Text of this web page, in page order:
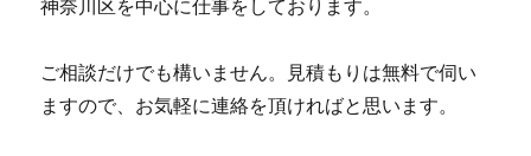
神奈川区を中心に仕事をしております。
ご相談だけでも構いません。見積もりは無料で伺い
ますので、お気軽に連絡を頂ければと思います。